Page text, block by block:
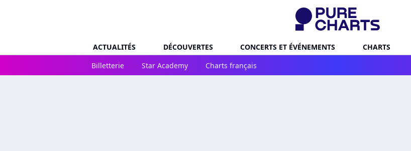
ACTUALITÉS DÉCOUVERTES CONCERTS ET ÉVÉNEMENTS CHARTS
Billetterie
Star Academy Charts français